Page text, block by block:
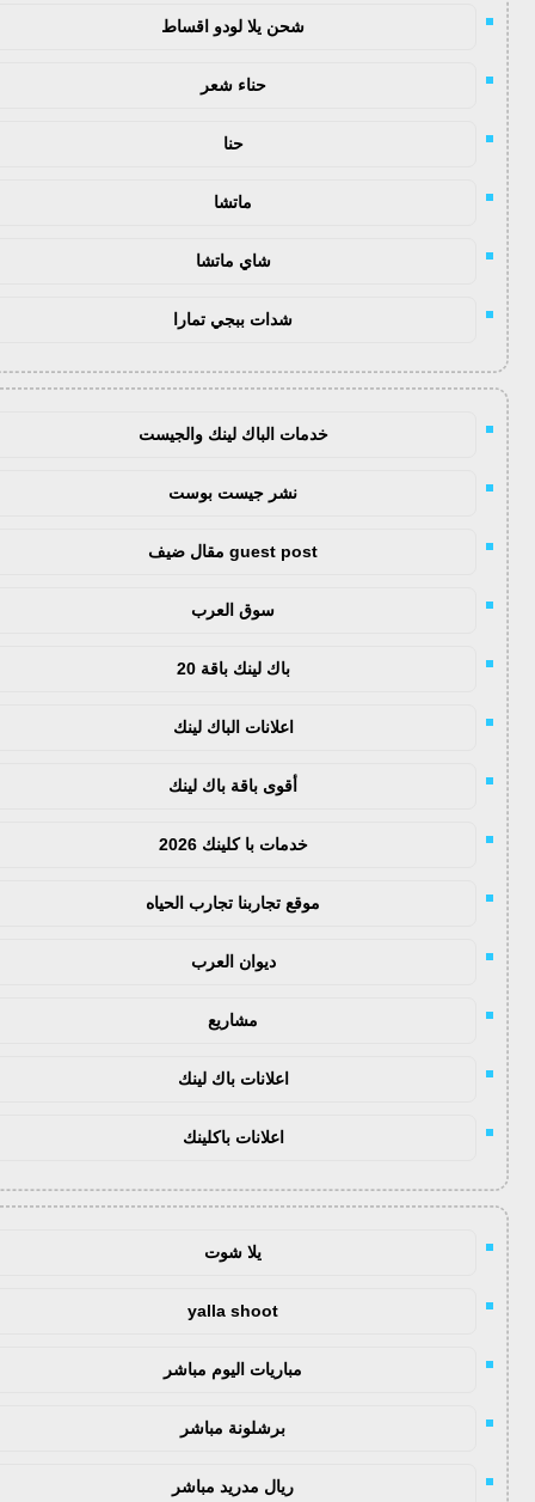
شحن يلا لودو اقساط
حناء شعر
حنا
ماتشا
شاي ماتشا
شدات ببجي تمارا
خدمات الباك لينك والجيست
نشر جيست بوست
guest post مقال ضيف
سوق العرب
باك لينك باقة 20
اعلانات الباك لينك
أقوى باقة باك لينك
خدمات با كلينك 2026
موقع تجاربنا تجارب الحياه
ديوان العرب
مشاريع
اعلانات باك لينك
اعلانات باكلينك
يلا شوت
yalla shoot
مباريات اليوم مباشر
برشلونة مباشر
ريال مدريد مباشر